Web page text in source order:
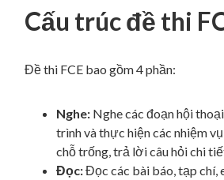
Cấu trúc đề thi
Đề thi FCE bao gồm 4 phần:
Nghe: Nghe các đoạn hội
trình và thực hiện các nhiệm
chỗ trống, trả lời câu hỏi chi
Đọc:Đọc các bài báo, tạp chí,